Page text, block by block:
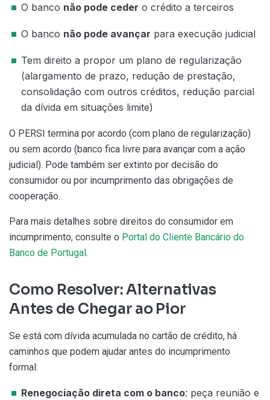
O banco não pode ceder o crédito a terceiros
O banco não pode avançar para execução judicial
Tem direito a propor um plano de regularização
(alargamento de prazo, redução de prestação,
consolidação com outros créditos, redução parcial
da dívida em situações limite)
O PERSI termina por acordo (com plano de regularização)
ou sem acordo (banco fica livre para avançar com a ação
judicial). Pode também ser extinto por decisão do
consumidor ou por incumprimento das obrigações de
cooperação.
Para mais detalhes sobre direitos do consumidor em
incumprimento, consulte o Portal do Cliente Bancário do
Banco de Portugal .
Como Resolver: Alternativas
Antes de Chegar ao Pior
Se está com dívida acumulada no cartão de crédito, há
caminhos que podem ajudar antes do incumprimento
formal:
Renegociação direta com o banco: peça reunião e